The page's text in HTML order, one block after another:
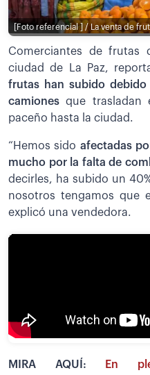
[Foto referencial ] / La venta de
Comerciantes de frutas
ciudad de La Paz,
frutas han subido
camionesque trasladan
paceño hasta la ciudad.
“Hemos sido afectadas
mucho por la falta de
decirles, ha subido un
nosotros tengamos que
explicó una vendedora.
MIRA AQUÍ:
En